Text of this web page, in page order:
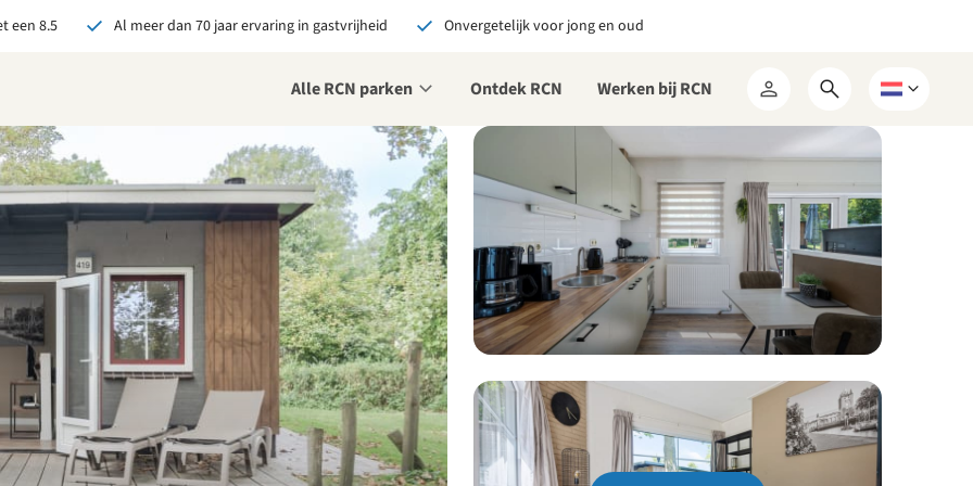
een 8.5 Al meer dan 70 jaar ervaring in gastvrijheid Onvergetelijk voor jong en oud
Alle RCN parken Ontdek RCN Werken bij RCN
Mijn
RCN
Open
zoekformulier
Kies
taal
bij RCN boekt, krijg je:
De beste prijsgarantie
Exclusieve voordelen
Persoonlijk contact
alle voordelen